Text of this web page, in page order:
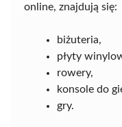
online, znajdują się:
biżuteria,
płyty
rowery,
konsole do
gry.